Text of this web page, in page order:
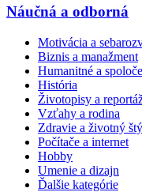
Náučná a odborná
Motivácia a
Biznis a manažment
Humanitné a
História
Životopisy a
Vzťahy a rodina
Zdravie a životný
Počítače a internet
Hobby
Umenie a dizajn
Ďalšie kategórie